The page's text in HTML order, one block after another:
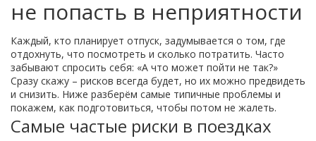
не попасть в неприятности
Каждый, кто планирует отпуск, задумывается о том, где
отдохнуть, что посмотреть и сколько потратить. Часто
забывают спросить себя: «А что может пойти не так?»
Сразу скажу – рисков всегда будет, но их можно предвидеть
и снизить. Ниже разберём самые типичные проблемы и
покажем, как подготовиться, чтобы потом не жалеть.
Самые частые риски в поездках